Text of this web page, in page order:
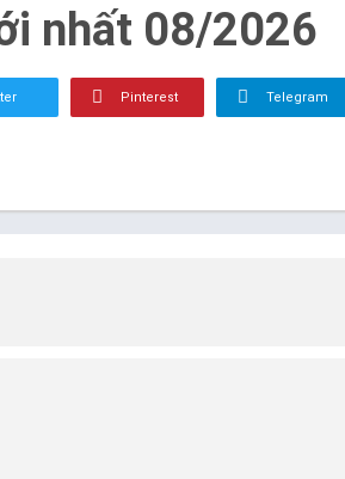
nhất 08/2026
Pinterest Telegram